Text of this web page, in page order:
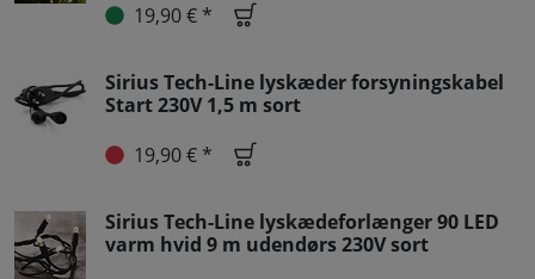
19,90 € *
Sirius Tech-Line lyskæder forsyningskabel
Start 230V 1,5 m sort
19,90 € *
Sirius Tech-Line lyskædeforlænger 90 LED
varm hvid 9 m udendørs 230V sort